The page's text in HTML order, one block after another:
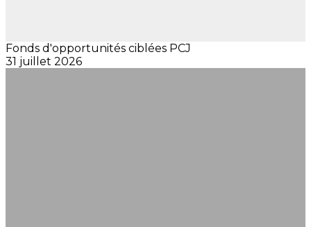
Fonds d'opportunités ciblées PCJ
31 juillet 2026